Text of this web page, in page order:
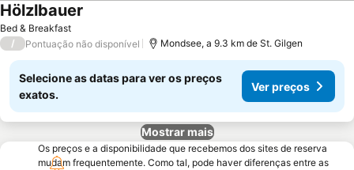
Bed & Breakfast
Hölzlbauer
/ Pontuação não disponível Mondsee, a 9.3 km de St. Gilgen
Selecione as datas para ver os preços
exatos.
Ver preços
Mostrar mais
Os preços e a disponibilidade que recebemos dos sites de reserva
mudam frequentemente. Como tal, pode haver diferenças entre as